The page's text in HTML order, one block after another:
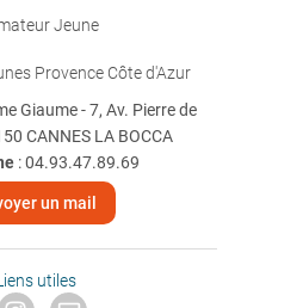
Jeune
Provence Côte d'Azur
Giaume - 7, Av. Pierre de
CANNES LA BOCCA
:04.93.47.89.69
un mail
utiles